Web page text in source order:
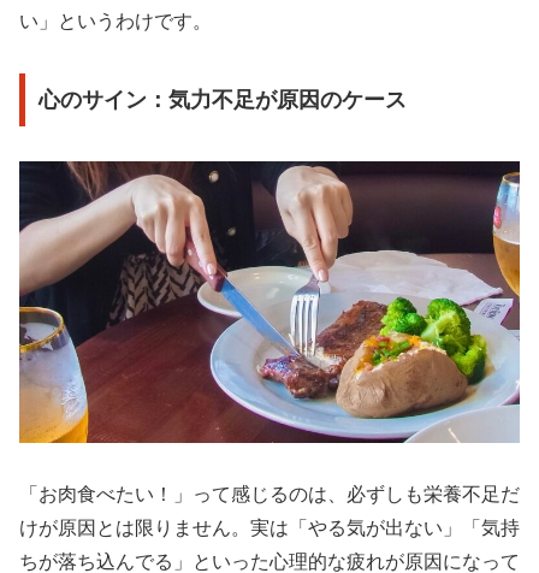
い」というわけです。
心のサイン：気力不足が原因のケース
「お肉食べたい！」って感じるのは、必ずしも栄養不足だ
けが原因とは限りません。実は「やる気が出ない」「気持
ちが落ち込んでる」といった心理的な疲れが原因になって